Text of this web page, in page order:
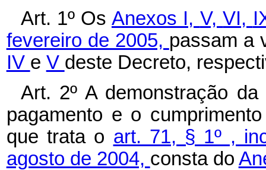
Art. 1º Os Anexos I, V,VI,
fevereiro de 2005, passam a
IV e V deste Decreto,
Art. 2º A demonstração
pagamento e o
que trata o art. 71, § 1º ,
agosto de 2004, consta do